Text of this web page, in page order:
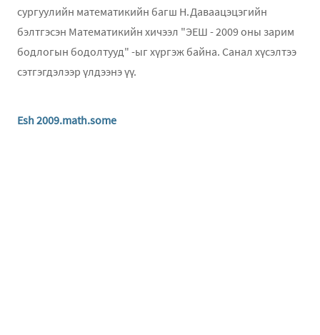
сургуулийн математикийн багш Н.Даваацэцэгийн
бэлтгэсэн Математикийн хичээл "ЭЕШ - 2009 оны зарим
бодлогын бодолтууд" -ыг хүргэж байна. Санал хүсэлтээ
сэтгэгдэлээр үлдээнэ үү.
Esh 2009.math.some